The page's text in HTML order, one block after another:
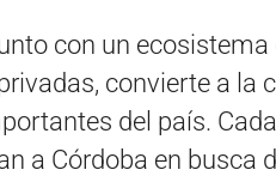
con un ecosistema
convierte a la
del país.
a Córdoba en busca